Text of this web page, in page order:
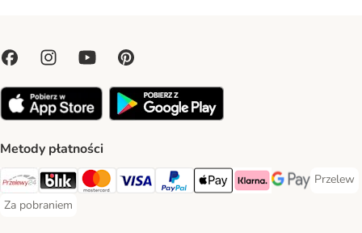
Metody płatności
Przelewy24 Payment Method
Blik Payment Method
MasterCard Payment Method
Visa Payment Method
PayPal Payment Method
Apple Pay Payment Method
Klarna Payment Method
Google Pay
Przelew
Przelew
Za pobraniem
Za pobraniem Payment Method